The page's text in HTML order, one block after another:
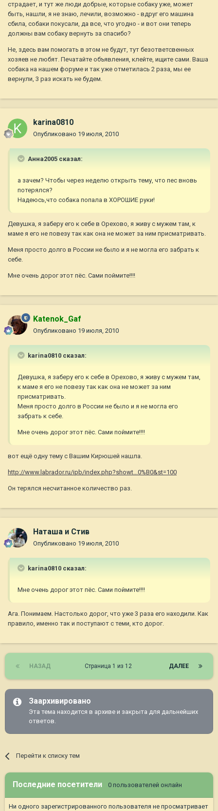
страдает, и тут же люди добрые, которые собаку уже, может
быть, нашли, я не знаю, лечили, возможно - вдруг его машина
сбила, собаки покусали, да все, что угодно - и вот они теперь
должны вам собаку вернуть за спасибо?
Не, здесь вам помогать в этом не будут, тут безответсвенных
хозяев не любят. Печатайте объявления, клейте, ищите сами. Ваша
собака на нашем форуме и так уже отметилась 2 раза, мы ее
вернули, 3 раз искать не будем.
karina0810
Опубликовано 19 июля, 2010
Анна2005 сказал:
а зачем? Чтобы через неделю открыть тему, что пес вновь
потерялся?
Надеюсь,что собака попала в ХОРОШИЕ руки!
Девушка, я заберу его к себе в Орехово, я живу с мужем там, к
маме я его не повезу так как она не может за ним присматривать.
Меня просто долго в России не было и я не могла его забрать к
себе.
Мне очень дорог этот пёс. Сами поймите!!!!
Katenok_Gaf
Опубликовано 19 июля, 2010
karina0810 сказал:
Девушка, я заберу его к себе в Орехово, я живу с мужем там,
к маме я его не повезу так как она не может за ним
присматривать.
Меня просто долго в России не было и я не могла его
забрать к себе.
Мне очень дорог этот пёс. Сами поймите!!!!
вот ещё одну тему с Вашим Кирюшей нашла.
http://www.labrador.ru/ipb/index.php?showt...0%B0&st=100
Он терялся несчитанное количество раз.
Наташа и Стив
Опубликовано 19 июля, 2010
karina0810 сказал:
Мне очень дорог этот пёс. Сами поймите!!!!
Ага. Понимаем. Настолько дорог, что уже 3 раза его находили. Как
правило, именно так и поступают с теми, кто дорог.
НАЗАД ДАЛЕЕ
Страница 1 из 12
Заархивировано
Эта тема находится в архиве и закрыта для дальнейших
ответов.
Перейти к списку тем
Последние посетители 0 пользователей онлайн
Ни одного зарегистрированного пользователя не просматривает